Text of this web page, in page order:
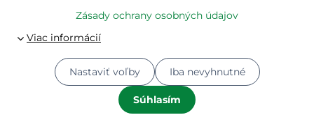
© 2026 Jurhan.com 💚 | Všetky práva vyhradené
Predvoľby súkromia
Zásady ochrany osobných údajov
Stav objednávky
Zásady ochrany osobných údajov
Nastaviť voľby
Súhlasím
Iba nevyhnutné